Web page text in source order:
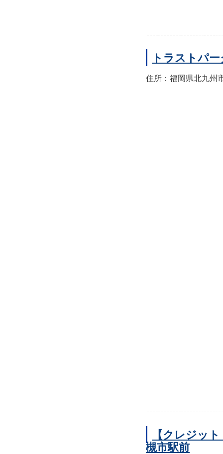
トラストパ
住所：福岡県北九州
【クレジッ
槻市駅前